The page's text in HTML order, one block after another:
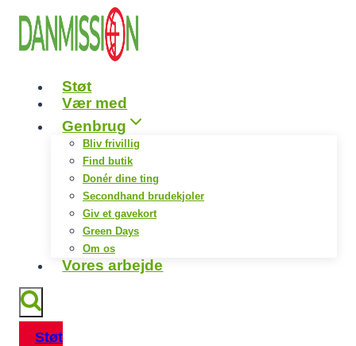
Fortsæt
indhold
Støt
Vær med
Genbrug
Bliv frivillig
Find butik
Donér dine ting
Secondhand brudekjoler
Giv et gavekort
Green Days
Om os
Vores arbejde
Støt